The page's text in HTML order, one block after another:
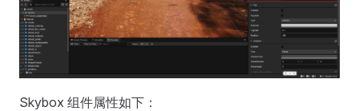
Skybox 组件属性如下：